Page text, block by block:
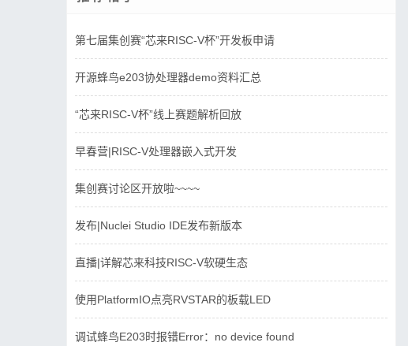
第七届集创赛“芯来RISC-V杯”开发板申请
开源蜂鸟e203协处理器demo资料汇总
“芯来RISC-V杯”线上赛题解析回放
早春营|RISC-V处理器嵌入式开发
集创赛讨论区开放啦~~~~
发布|Nuclei Studio IDE发布新版本
直播|详解芯来科技RISC-V软硬生态
使用PlatformIO点亮RVSTAR的板载LED
调试蜂鸟E203时报错Error：no device found